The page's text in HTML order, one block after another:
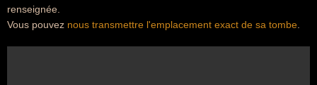
renseignée.
Vous pouvez nous transmettre l'emplacement exact de sa tombe